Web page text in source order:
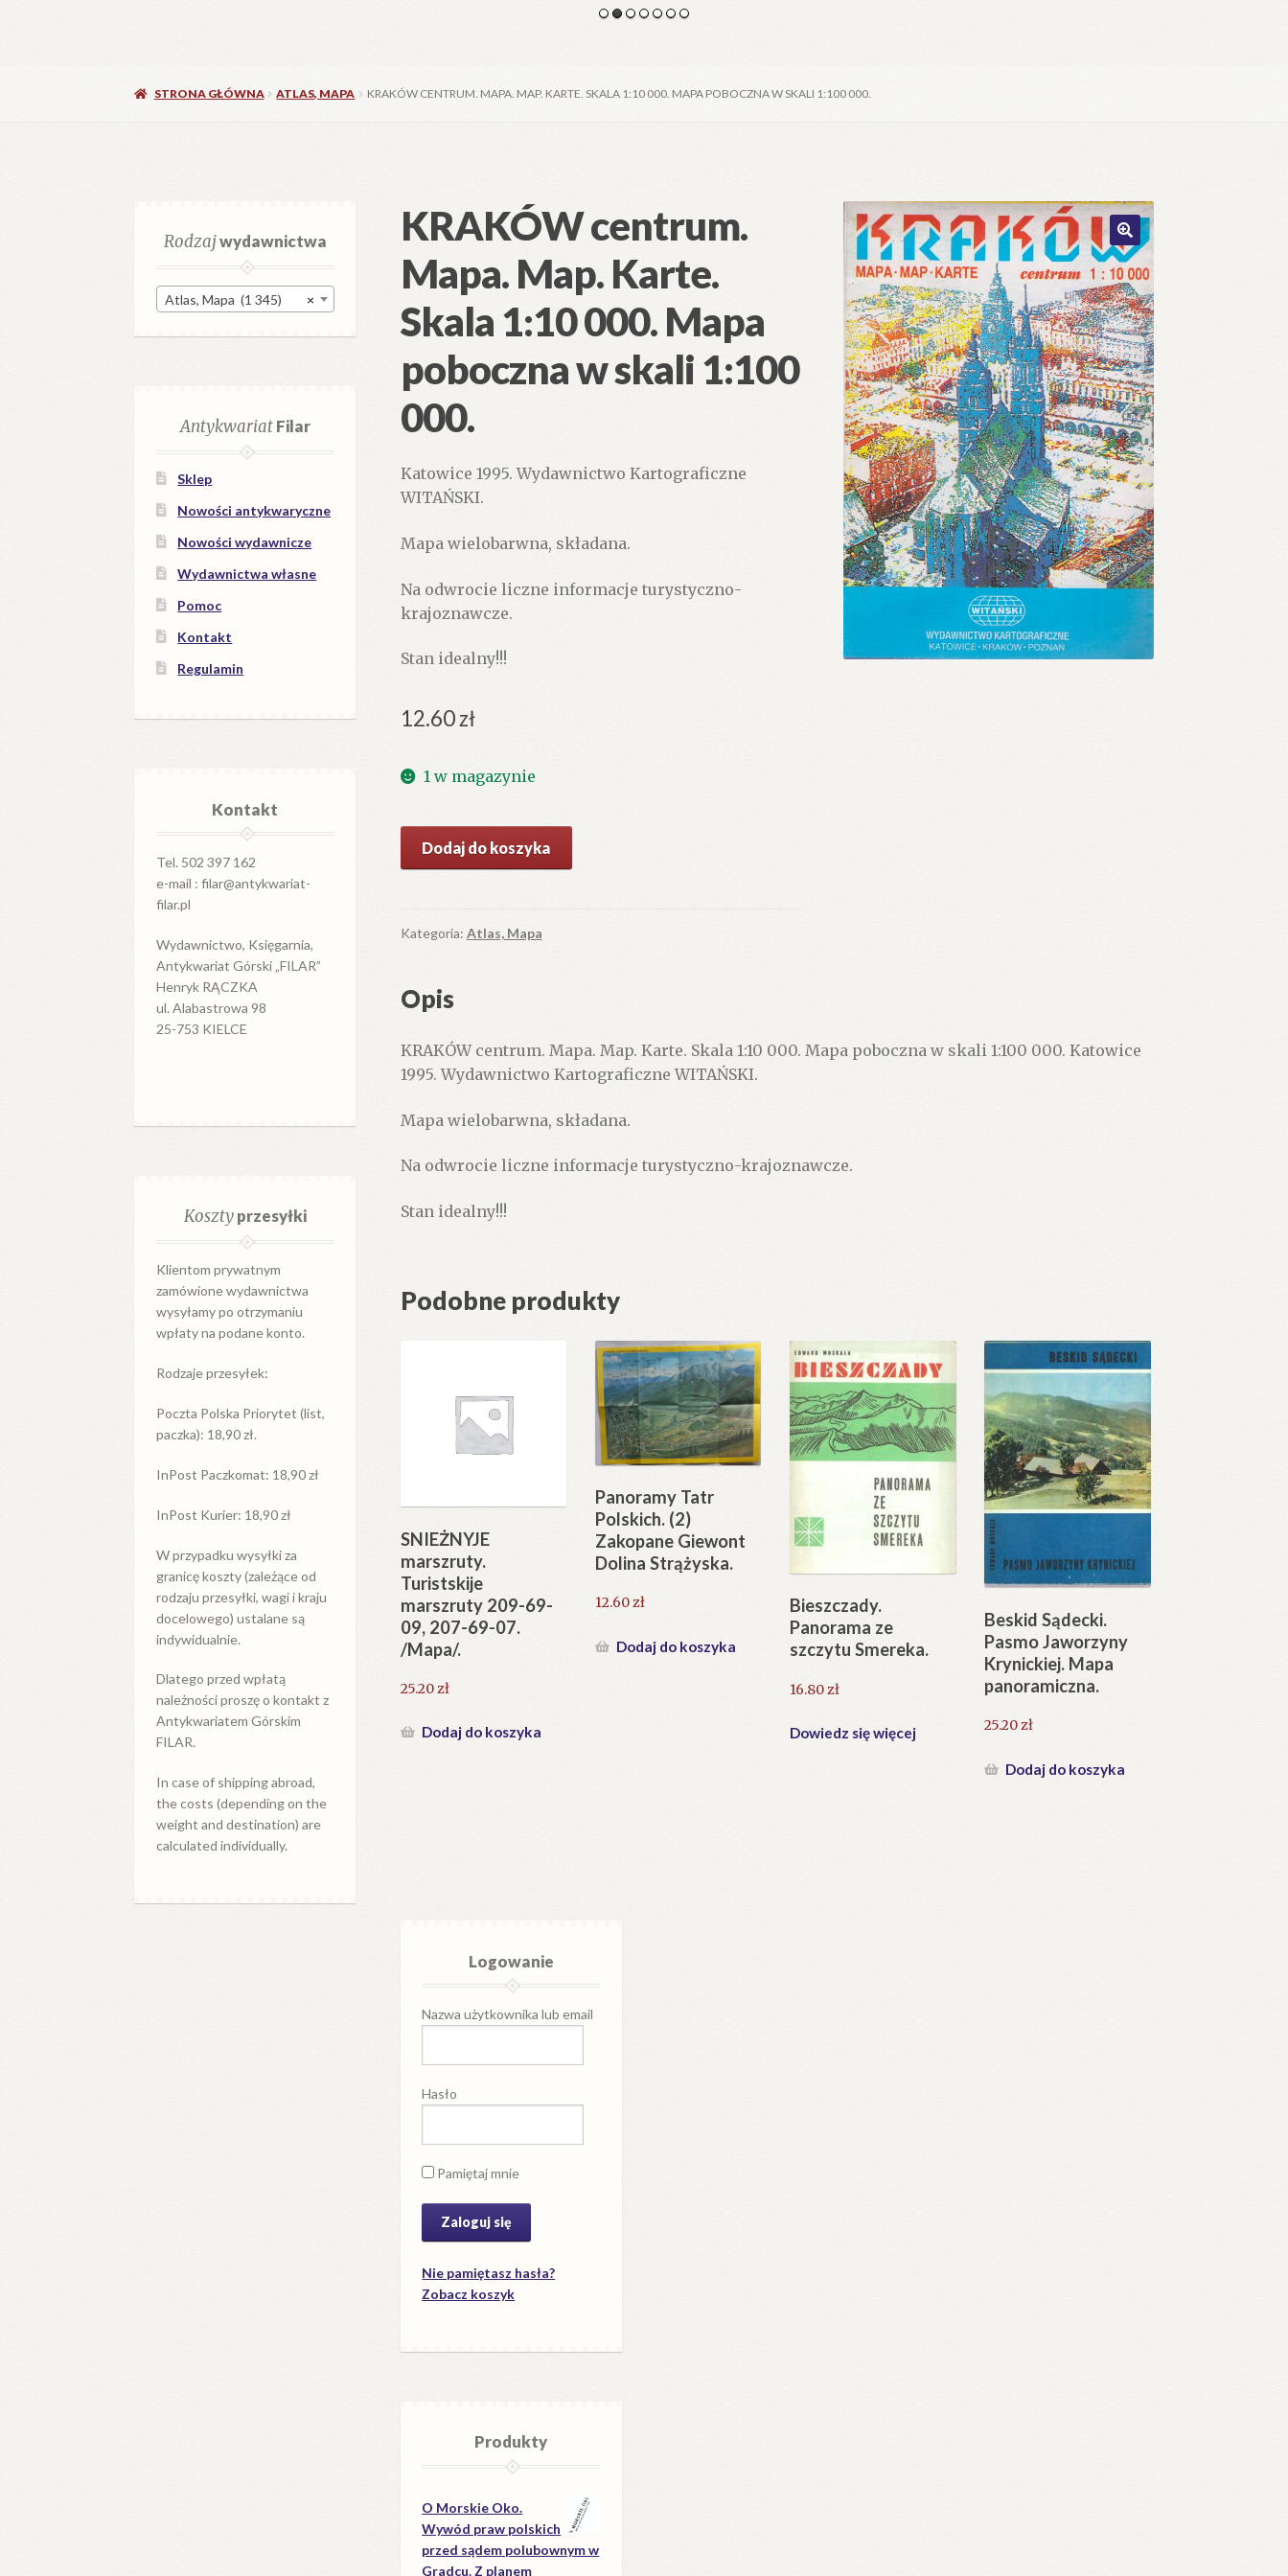
STRONA GŁÓWNA ATLAS, MAPA KRAKÓW CENTRUM. MAPA. MAP. KARTE. SKALA 1:10 000. MAPA POBOCZNA W SKALI 1:100 000.
🔍
KRAKÓW centrum.
Mapa. Map. Karte.
Skala 1:10 000. Mapa
poboczna w skali 1:100
000.
Katowice 1995. Wydawnictwo Kartograficzne
WITAŃSKI.
Mapa wielobarwna, składana.
Na odwrocie liczne informacje turystyczno-
krajoznawcze.
Stan idealny!!!
12.60zł
1 w magazynie
KRAKÓW
Mapa.
Map.
1:10
Mapa
poboczna
skali
000.
Dodaj do koszyka
Kategoria: Atlas, Mapa
Opis
KRAKÓW centrum. Mapa. Map. Karte. Skala 1:10 000. Mapa poboczna w skali 1:100 000. Katowice
1995. Wydawnictwo Kartograficzne WITAŃSKI.
Mapa wielobarwna, składana.
Na odwrocie liczne informacje turystyczno-krajoznawcze.
Stan idealny!!!
Podobne produkty
SNIEŻNYJE
marszruty.
Turistskije
marszruty 209-69-
09, 207-69-07.
/Mapa/.
25.20zł
Dodaj do koszyka
Panoramy Tatr
Polskich. (2)
Zakopane Giewont
Dolina Strążyska.
12.60zł
Dodaj do koszyka
Bieszczady.
Panorama ze
szczytu Smereka.
16.80zł
Dowiedz się więcej
Beskid Sądecki.
Pasmo Jaworzyny
Krynickiej. Mapa
panoramiczna.
25.20zł
Dodaj do koszyka
Rodzajwydawnictwa
×
Atlas, Mapa (1 345)
AntykwariatFilar
Sklep
Nowości antykwaryczne
Nowości wydawnicze
Wydawnictwa własne
Pomoc
Kontakt
Regulamin
Kontakt
Tel. 502 397 162
e-mail : filar@antykwariat-
filar.pl
Wydawnictwo, Księgarnia,
Antykwariat Górski „FILAR”
Henryk RĄCZKA
ul. Alabastrowa 98
25-753 KIELCE
Kosztyprzesyłki
Klientom prywatnym
zamówione wydawnictwa
wysyłamy po otrzymaniu
wpłaty na podane konto.
Rodzaje przesyłek:
Poczta Polska Priorytet (list,
paczka): 18,90 zł.
InPost Paczkomat: 18,90 zł
InPost Kurier: 18,90 zł
W przypadku wysyłkiza
granicękoszty (zależące od
rodzaju przesyłki, wagi i kraju
docelowego) ustalane są
indywidualnie.
Dlatego przed wpłatą
należności proszę o kontakt z
Antykwariatem Górskim
FILAR.
In case of shipping abroad,
the costs (depending on the
weight and destination) are
calculated individually.
Logowanie
Nazwa użytkownika lub email
Hasło
Pamiętaj mnie
Nie pamiętasz hasła?
Zobacz koszyk
Produkty
O Morskie Oko.
Wywód praw polskich
przed sądem polubownym w
Gradcu. Z planem